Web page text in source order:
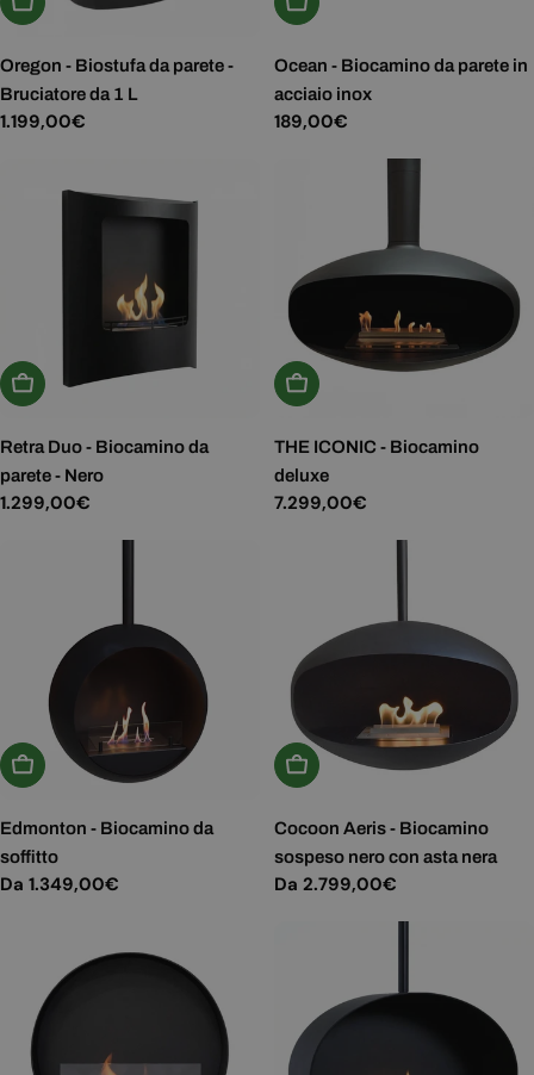
Oregon - Biostufa da parete -
Bruciatore da 1 L
Prezzo
1.199,00€
Ocean - Biocamino da parete in
acciaio inox
Prezzo
189,00€
Aggiungi Al Carrello
Retra Duo - Biocamino da
parete - Nero
Prezzo
1.299,00€
Aggiungi Al Carrello
THE ICONIC - Biocamino
deluxe
Prezzo
7.299,00€
Scegli Le Opzioni
Edmonton - Biocamino da
soffitto
Prezzo
Da 1.349,00€
Scegli Le Opzioni
Cocoon Aeris - Biocamino
sospeso nero con asta nera
Prezzo
Da 2.799,00€